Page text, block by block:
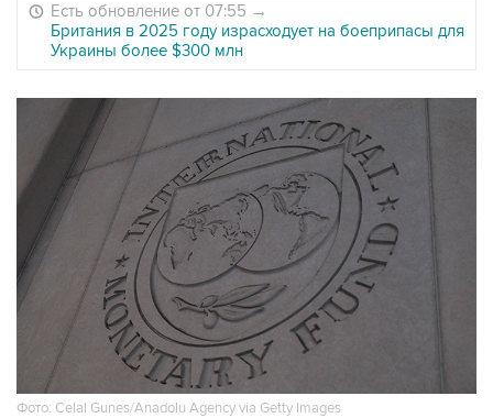
Есть обновление от 07:55 →
Британия в 2025 году израсходует на боеприпасы для
Украины более $300 млн
Фото: Celal Gunes/Anadolu Agency via Getty Images